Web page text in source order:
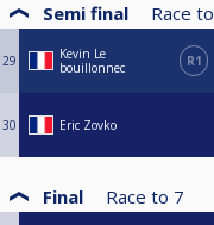
Semi final Race to
29
Kevin Le
bouillonnec
R1
30 Eric Zovko
Final Race to 7